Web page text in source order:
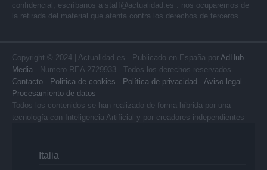
confidencial, escríbanos a staff@actualidad.es : nos ocuparemos de
la retirada del material que atenta contra los derechos de terceros.
Copyright © 2024 | Actualidad.es - Publicado en España por AdHub
Media - Numero REA 2729933 - Todos los derechos reservados.
Contacto - Politica de cookies - Política de privacidad - Aviso legal -
Procesamiento de datos
Todos los contenidos se han realizado de forma híbrida por una
tecnología con Inteligencia Artificial y por creadores independientes
Italia